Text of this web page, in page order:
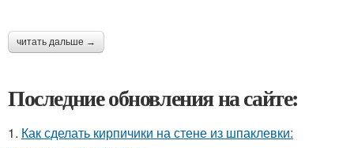
читать дальше →
Последние обновления на сайте:
1. Как сделать кирпичики на стене из шпаклевки: